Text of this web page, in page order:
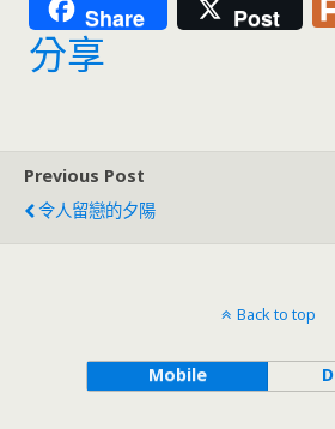
Share Post
分享
Previous Post
令人留戀的夕陽
Back to top
Mobile